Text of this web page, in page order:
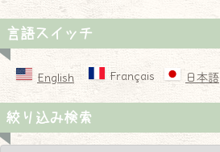
言語スイッチ
English Français 日本語
絞り込み検索